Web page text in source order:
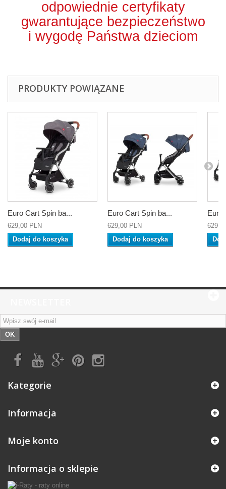
odpowiednie certyfikaty
gwarantujące bezpieczeństwo
i wygodę Państwa dzieciom
PRODUKTY POWIĄZANE
Euro Cart Spin ba...
629,00 PLN
Dodaj do koszyka
Euro Cart Spin ba...
629,00 PLN
Dodaj do koszyka
Euro
OK
Kategorie
Informacja
Moje konto
Informacja o sklepie